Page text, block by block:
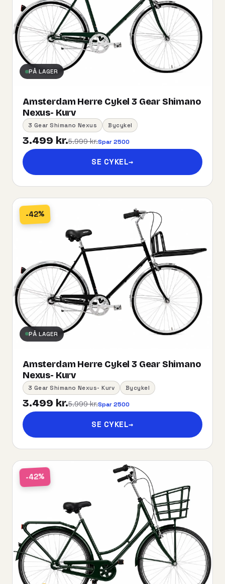
PÅ LAGER
Amsterdam Herre Cykel 3 Gear Shimano
Nexus- Kurv
3 Gear Shimano Nexus Bycykel
3.499 kr.5.999 kr.Spar 2500
SE CYKEL→
-42%
PÅ LAGER
Amsterdam Herre Cykel 3 Gear Shimano
Nexus- Kurv
3 Gear Shimano Nexus- Kurv Bycykel
3.499 kr.5.999 kr.Spar 2500
SE CYKEL→
-42%